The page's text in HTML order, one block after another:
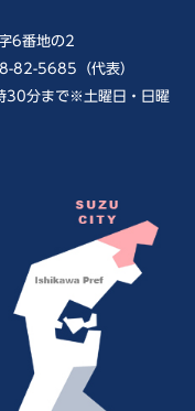
6番地の2
82-5685（代表）
30分まで※土曜日・日曜